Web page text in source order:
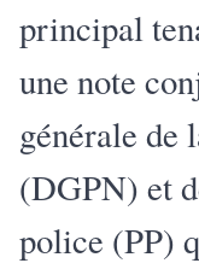
principal
une note
générale de
(DGPN) et
police (PP)